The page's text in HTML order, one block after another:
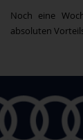
Noch eine
absoluten